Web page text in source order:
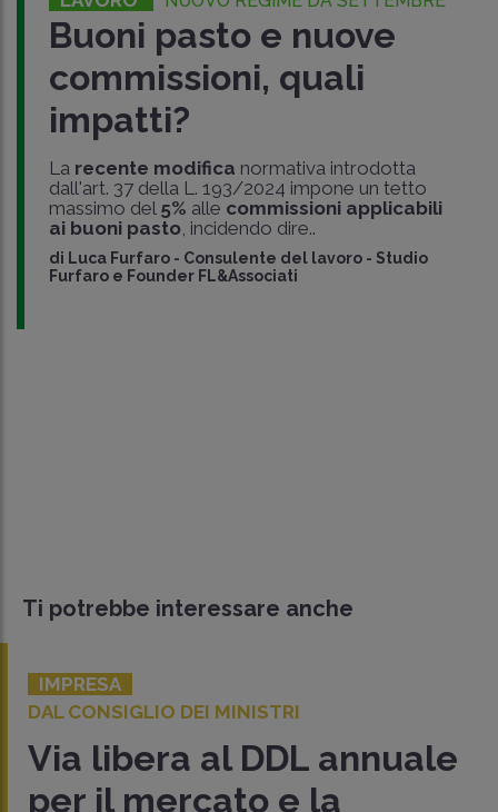
Buoni pasto e nuove
commissioni, quali
impatti?
La recente modifica normativa introdotta
dall'art. 37 della L. 193/2024 impone un tetto
massimo del 5% alle commissioni applicabili
ai buoni pasto, incidendo dire..
di Luca Furfaro - Consulente del lavoro - Studio
Furfaro e Founder FL&Associati
Ti potrebbe interessare anche
IMPRESA
DAL CONSIGLIO DEI MINISTRI
Via libera al DDL annuale
per il mercato e la